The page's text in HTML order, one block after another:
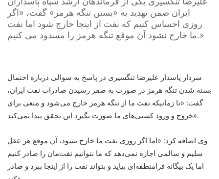
ایران ضمن تهدید به «بستن تنگه هرمز» گفت، «اگر
روزی احساس کنیم که نفت از اینجا خارج شود اما نفت
ما خارج نشود آن موقع تنگه هرمز را مسدود می کنیم.»
سردار پاسدار علیرضا تنگسیری در پاسخ به سوالی درباره احتمال
بسته شدن تنگه هرمز در صورت به صفر رسیدن صادرات نفت ایران،
گفت: «تا زمانیکه نفت ما از تنگه هرمز خارج می‌شود و منعی برای
خروج و ورود کشتی‌های ما صورت نگیرد این تحقق پیدا نمی‌کند».
وی اضافه کرد: «اما اگر روزی نفت ما خارج نشود، آن موقع هر عقل
سلیم و سالمی اجازه نمی‌دهد که ما نتوانیم نفت‌مان را صادر کنیم
اما یک بیگانه فرامنطقه‌ای بیاید و بتواند نفت را از اینجا ببرد و صادر